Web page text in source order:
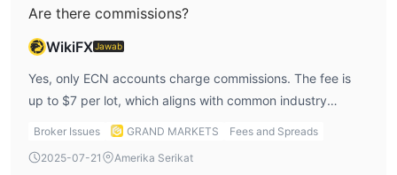
Are there commissions?
WikiFXJawab
Yes, only ECN accounts charge commissions. The fee is
up to $7 per lot, which aligns with common industry
standards for ECN environments. Both Standard and Cent
suitable for budget-conscious or beginner traders.
Broker Issues GRAND MARKETS
Fees and Spreads
2025-07-21
Amerika Serikat